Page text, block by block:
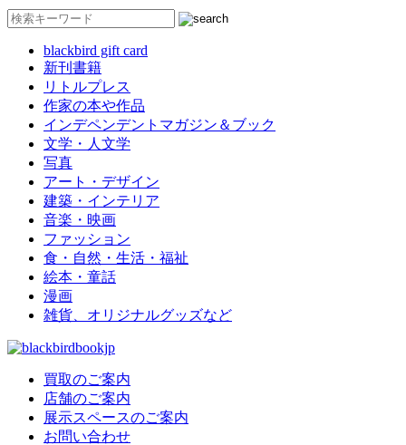
blackbird gift card
新刊書籍
リトルプレス
作家の本や作品
インデペンデントマガジン＆ブック
文学・人文学
写真
アート・デザイン
建築・インテリア
音楽・映画
ファッション
食・自然・生活・福祉
絵本・童話
漫画
雑貨、オリジナルグッズなど
買取のご案内
店舗のご案内
展示スペースのご案内
お問い合わせ